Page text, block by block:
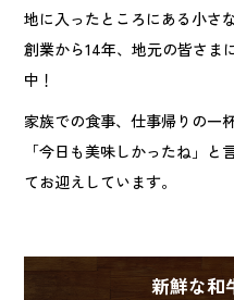
地に入ったところにある小さ
創業から14年、地元の皆さま
中！
家族での食事、仕事帰りの一
「今日も美味しかったね」
てお迎えしています。
新鮮な和